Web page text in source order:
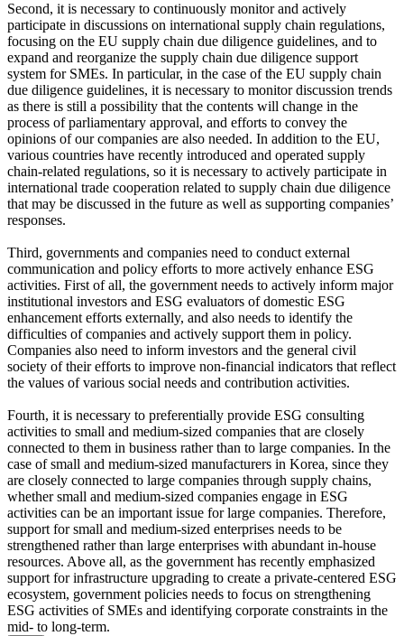
Second, it is necessary to continuously monitor and actively
participate in discussions on international supply chain regulations,
focusing on the EU supply chain due diligence guidelines, and to
expand and reorganize the supply chain due diligence support
system for SMEs. In particular, in the case of the EU supply chain
due diligence guidelines, it is necessary to monitor discussion trends
as there is still a possibility that the contents will change in the
process of parliamentary approval, and efforts to convey the
opinions of our companies are also needed. In addition to the EU,
various countries have recently introduced and operated supply
chain-related regulations, so it is necessary to actively participate in
international trade cooperation related to supply chain due diligence
that may be discussed in the future as well as supporting companies’
responses.
Third, governments and companies need to conduct external
communication and policy efforts to more actively enhance ESG
activities. First of all, the government needs to actively inform major
institutional investors and ESG evaluators of domestic ESG
enhancement efforts externally, and also needs to identify the
difficulties of companies and actively support them in policy.
Companies also need to inform investors and the general civil
society of their efforts to improve non-financial indicators that reflect
the values of various social needs and contribution activities.
Fourth, it is necessary to preferentially provide ESG consulting
activities to small and medium-sized companies that are closely
connected to them in business rather than to large companies. In the
case of small and medium-sized manufacturers in Korea, since they
are closely connected to large companies through supply chains,
whether small and medium-sized companies engage in ESG
activities can be an important issue for large companies. Therefore,
support for small and medium-sized enterprises needs to be
strengthened rather than large enterprises with abundant in-house
resources. Above all, as the government has recently emphasized
support for infrastructure upgrading to create a private-centered ESG
ecosystem, government policies needs to focus on strengthening
ESG activities of SMEs and identifying corporate constraints in the
mid- to long-term.